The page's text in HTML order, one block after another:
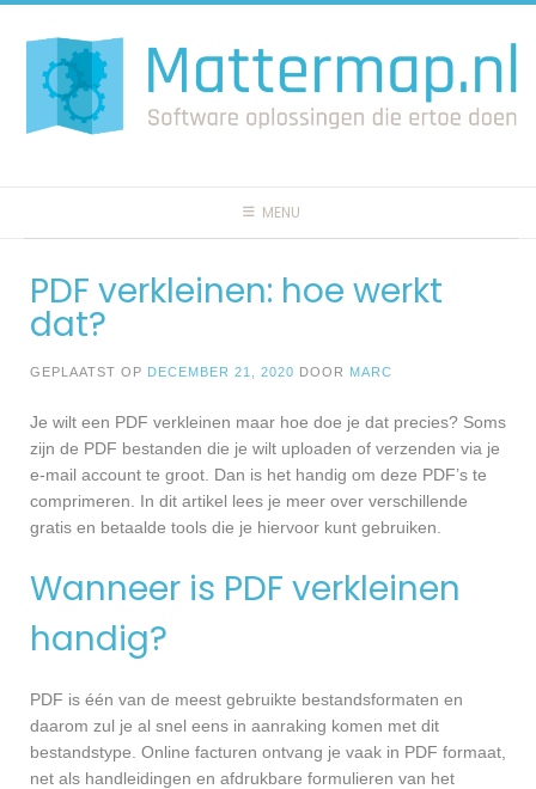
naar
inhoud
MENU
PDF verkleinen: hoe werkt
dat?
GEPLAATST OP DECEMBER 21, 2020 DOOR MARC
Je wilt een PDF verkleinen maar hoe doe je dat precies? Soms
zijn de PDF bestanden die je wilt uploaden of verzenden via je
e-mail account te groot. Dan is het handig om deze PDF’s te
comprimeren. In dit artikel lees je meer over verschillende
gratis en betaalde tools die je hiervoor kunt gebruiken.
Wanneer is PDF verkleinen
handig?
PDF is één van de meest gebruikte bestandsformaten en
daarom zul je al snel eens in aanraking komen met dit
bestandstype. Online facturen ontvang je vaak in PDF formaat,
net als handleidingen en afdrukbare formulieren van het